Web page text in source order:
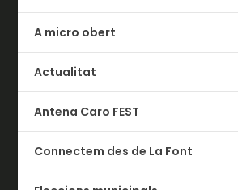
A micro obert
Actualitat
Antena Caro FEST
Connectem des de La Font